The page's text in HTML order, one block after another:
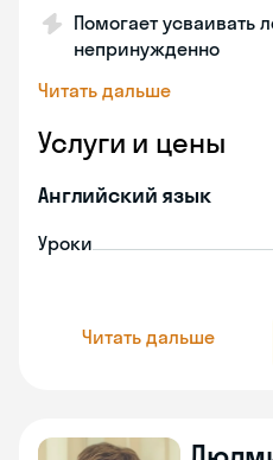
Помогает усваивать
непринужденно
Читать дальше
Услуги и цены
Английский язык
Уроки
Читать дальше